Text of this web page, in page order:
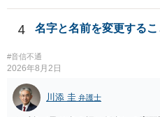
困難 仮に裁判で敗訴した場合でも
か。 ⇒判決となり敗訴してしまっ
の財産を差し押さえられ、そこか
いにより支払うことも十分可能で
識を前提にすれば、１００万円も含
れるため、 120万円のみについて交
検察庁に訴えるのもありかもしれ
は、結局所轄だと思われますので
ないです。 一度、最寄りの「刑事
談してみてはいかがでしょうか。
4 名字と名前を変更する
#音信不通
2026年8月2日
川添 圭 弁護士